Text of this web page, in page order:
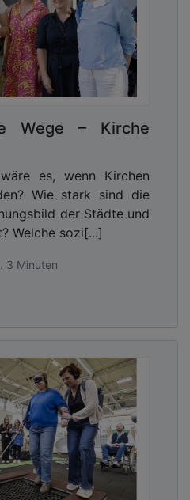
Wege – Kirche
es, wenn Kirchen
Wie stark sind die
der Städte und
Welche sozi[...]
3 Minuten